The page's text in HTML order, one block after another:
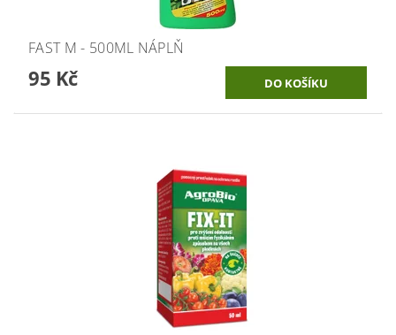
FAST M - 500ML NÁPLŇ
95 Kč